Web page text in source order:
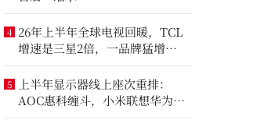
4 26年上半年全球电视回暖，TCL
增速是三星2倍，一品牌猛增
14.8%
5
上半年显示器线上座次重排：
AOC惠科缠斗，小米联想华为进
前八